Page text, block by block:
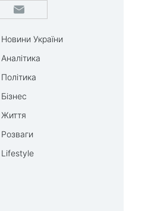
Новини України
Аналітика
Політика
Бізнес
Життя
Розваги
Lifestyle